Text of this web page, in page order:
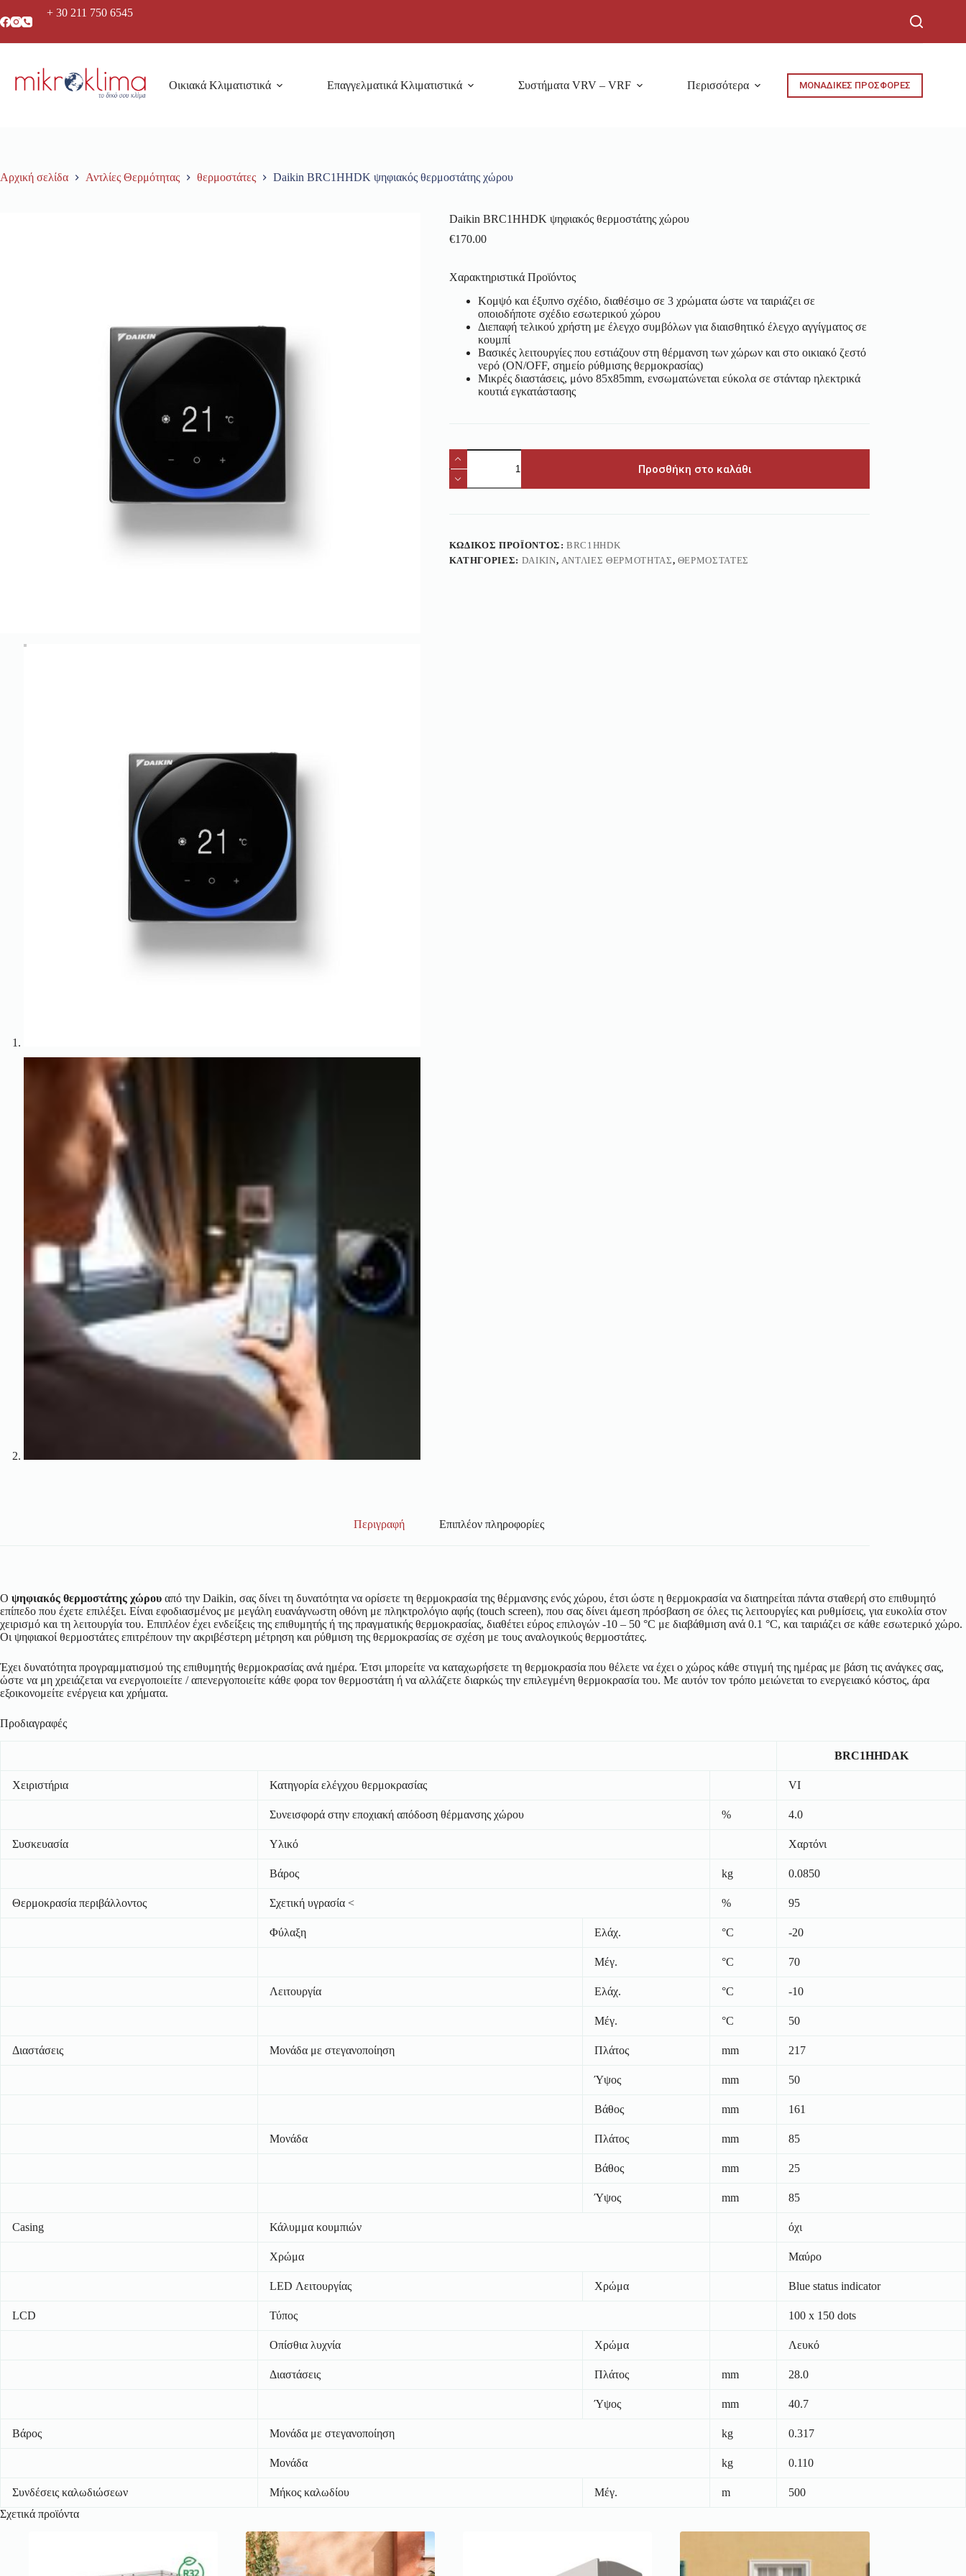
+ 30 211 750 6545
Οικιακά Κλιματιστικά Επαγγελματικά Κλιματιστικά Συστήματα VRV – VRF Περισσότερα ΜΟΝΑΔΙΚΕΣ ΠΡΟΣΦΟΡΕΣ
Αρχική σελίδα Αντλίες Θερμότητας θερμοστάτες Daikin BRC1HHDK ψηφιακός θερμοστάτης χώρου
Daikin BRC1HHDK ψηφιακός θερμοστάτης χώρου
€170.00
Χαρακτηριστικά Προϊόντος
Κομψό και έξυπνο σχέδιο, διαθέσιμο σε 3 χρώματα ώστε να ταιριάζει σε
οποιοδήποτε σχέδιο εσωτερικού χώρου
Διεπαφή τελικού χρήστη με έλεγχο συμβόλων για διαισθητικό έλεγχο αγγίγματος σε
κουμπί
Βασικές λειτουργίες που εστιάζουν στη θέρμανση των χώρων και στο οικιακό ζεστό
νερό (ON/OFF, σημείο ρύθμισης θερμοκρασίας)
Μικρές διαστάσεις, μόνο 85x85mm, ενσωματώνεται εύκολα σε στάνταρ ηλεκτρικά
κουτιά εγκατάστασης
Προσθήκη στο καλάθι
ΚΩΔΙΚΌΣ ΠΡΟΪΌΝΤΟΣ:BRC1HHDK
ΚΑΤΗΓΟΡΊΕΣ: DAIKIN, ΑΝΤΛΊΕΣ ΘΕΡΜΌΤΗΤΑΣ, ΘΕΡΜΟΣΤΆΤΕΣ
Περιγραφή Επιπλέον πληροφορίες
Ο ψηφιακός θερμοστάτης χώρου από την Daikin, σας δίνει τη δυνατότητα να ορίσετε τη θερμοκρασία της θέρμανσης ενός χώρου, έτσι ώστε η θερμοκρασία να διατηρείται πάντα σταθερή στο επιθυμητό
επίπεδο που έχετε επιλέξει. Είναι εφοδιασμένος με μεγάλη ευανάγνωστη οθόνη με πληκτρολόγιο αφής (touch screen), που σας δίνει άμεση πρόσβαση σε όλες τις λειτουργίες και ρυθμίσεις, για ευκολία στον
χειρισμό και τη λειτουργία του. Επιπλέον έχει ενδείξεις της επιθυμητής ή της πραγματικής θερμοκρασίας, διαθέτει εύρος επιλογών -10 – 50 °C με διαβάθμιση ανά 0.1 °C, και ταιριάζει σε κάθε εσωτερικό χώρο.
Οι ψηφιακοί θερμοστάτες επιτρέπουν την ακριβέστερη μέτρηση και ρύθμιση της θερμοκρασίας σε σχέση με τους αναλογικούς θερμοστάτες.
Έχει δυνατότητα προγραμματισμού της επιθυμητής θερμοκρασίας ανά ημέρα. Έτσι μπορείτε να καταχωρήσετε τη θερμοκρασία που θέλετε να έχει ο χώρος κάθε στιγμή της ημέρας με βάση τις ανάγκες σας,
ώστε να μη χρειάζεται να ενεργοποιείτε / απενεργοποιείτε κάθε φορα τον θερμοστάτη ή να αλλάζετε διαρκώς την επιλεγμένη θερμοκρασία του. Με αυτόν τον τρόπο μειώνεται το ενεργειακό κόστος, άρα
εξοικονομείτε ενέργεια και χρήματα.
Προδιαγραφές
BRC1HHDAK
Χειριστήρια Κατηγορία ελέγχου θερμοκρασίας VI
Συνεισφορά στην εποχιακή απόδοση θέρμανσης χώρου % 4.0
Συσκευασία Υλικό Χαρτόνι
Βάρος kg 0.0850
Θερμοκρασία περιβάλλοντος Σχετική υγρασία < % 95
Φύλαξη Ελάχ. °C -20
Μέγ. °C 70
Λειτουργία Ελάχ. °C -10
Μέγ. °C 50
Διαστάσεις Μονάδα με στεγανοποίηση Πλάτος mm 217
Ύψος mm 50
Βάθος mm 161
Μονάδα Πλάτος mm 85
Βάθος mm 25
Ύψος mm 85
Casing Κάλυμμα κουμπιών όχι
Χρώμα Μαύρο
LED Λειτουργίας Χρώμα Blue status indicator
LCD Τύπος 100 x 150 dots
Οπίσθια λυχνία Χρώμα Λευκό
Διαστάσεις Πλάτος mm 28.0
Ύψος mm 40.7
Βάρος Μονάδα με στεγανοποίηση kg 0.317
Μονάδα kg 0.110
Συνδέσεις καλωδιώσεων Μήκος καλωδίου Μέγ. m
500
Σχετικά προϊόντα